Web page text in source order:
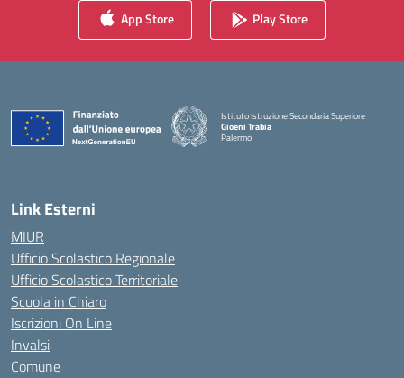
App Store Play Store
Istituto Istruzione Secondaria Superiore
Gioeni Trabia
Palermo
Link Esterni
MIUR
Ufficio Scolastico Regionale
Ufficio Scolastico Territoriale
Scuola in Chiaro
Iscrizioni On Line
Invalsi
Comune